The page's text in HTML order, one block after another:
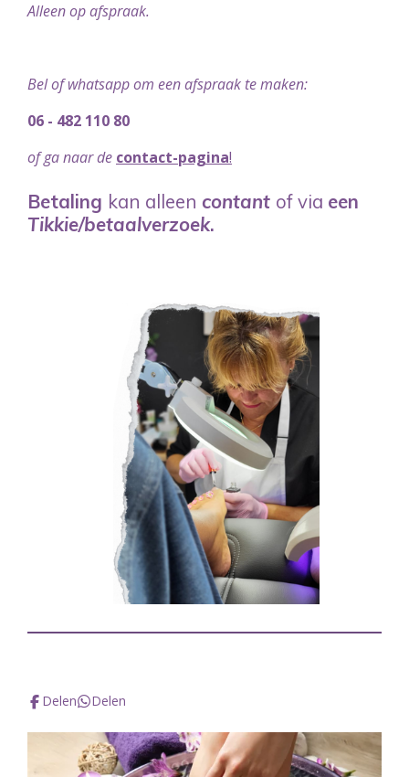
Alleen op afspraak.
Bel of whatsapp om een afspraak te maken:
06 - 482 110 80
of ga naar de contact-pagina!
Betaling kan alleen contant of via een
Tikkie/betaalverzoek.
Delen Delen